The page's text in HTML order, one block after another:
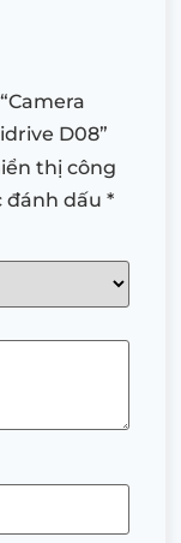
D08”
thị công
đánh dấu *